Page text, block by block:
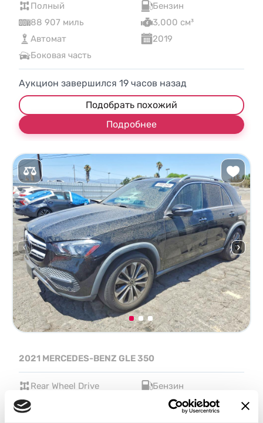
Полный
Бензин
88 907 миль
3,000 см³
Автомат
2019
Боковая часть
Аукцион завершился 19 часов назад
Подобрать похожий
Подробнее
2021 MERCEDES-BENZ GLE 350
Rear Wheel Drive
Бензин
79 780 миль
2,000 см³